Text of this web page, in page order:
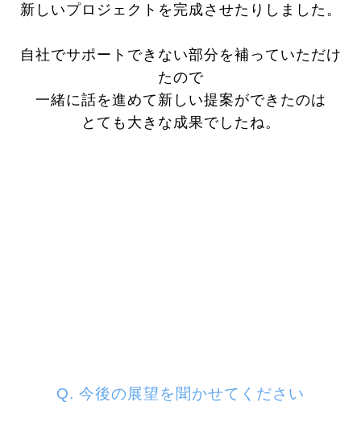
新しいプロジェクトを完成させたりしました。
自社でサポートできない部分を補っていただけ
たので
一緒に話を進めて新しい提案ができたのは
とても大きな成果でしたね。
Q. 今後の展望を 聞かせてください